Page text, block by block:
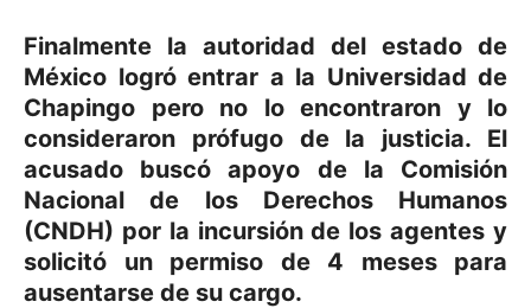
Finalmente la autoridad del estado de
México logró entrar a la Universidad de
Chapingo pero no lo encontraron y lo
consideraron prófugo de la justicia. El
acusado buscó apoyo de la Comisión
Nacional de los Derechos Humanos
(CNDH) por la incursión de los agentes y
solicitó un permiso de 4 meses para
ausentarse de su cargo.